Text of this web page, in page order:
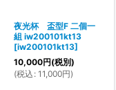
夜光杯 盃型F 二個一
組 iw200101kt13
[iw200101kt13]
10,000円(税別)
(税込 : 11,000円)